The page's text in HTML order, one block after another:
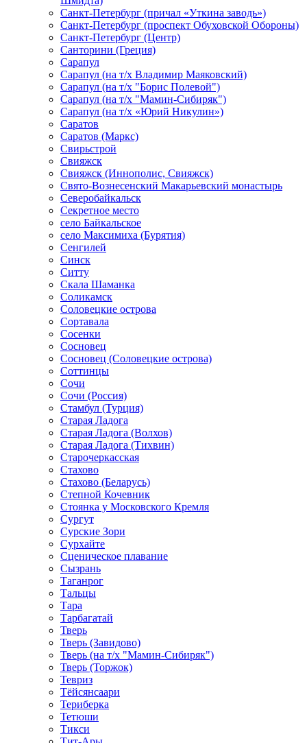
Санкт-Петербург (причал «Уткина заводь»)
Санкт-Петербург (проспект Обуховской Обороны)
Санкт-Петербург (Центр)
Санторини (Греция)
Сарапул
Сарапул (на т/х Владимир Маяковский)
Сарапул (на т/х "Борис Полевой")
Сарапул (на т/х "Мамин-Сибиряк")
Сарапул (на т/х «Юрий Никулин»)
Саратов
Саратов (Маркс)
Свирьстрой
Свияжск
Свияжск (Иннополис, Свияжск)
Свято-Вознесенский Макарьевский монастырь
Северобайкальск
Секретное место
село Байкальское
село Максимиха (Бурятия)
Сенгилей
Синск
Ситту
Скала Шаманка
Соликамск
Соловецкие острова
Сортавала
Сосенки
Сосновец
Сосновец (Соловецкие острова)
Соттинцы
Сочи
Сочи (Россия)
Стамбул (Турция)
Старая Ладога
Старая Ладога (Волхов)
Старая Ладога (Тихвин)
Старочеркасская
Стахово
Стахово (Беларусь)
Степной Кочевник
Стоянка у Московского Кремля
Сургут
Сурские Зори
Сурхайте
Сценическое плавание
Сызрань
Таганрог
Тальцы
Тара
Тарбагатай
Тверь
Тверь (Завидово)
Тверь (на т/х "Мамин-Сибиряк")
Тверь (Торжок)
Тевриз
Тёйсянсаари
Териберка
Тетюши
Тикси